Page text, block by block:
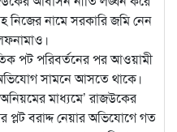
নিজের নামে সরকারি জমি নেন
পট পরিবর্তনের পর আওয়ামী
সামনে আসতে থাকে।
মাধ্যমে’ রাজউকের
প্লট বরাদ্দ নেয়ার অভিযোগে গত